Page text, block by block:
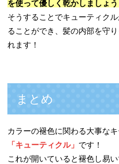
を使って優しく乾かしましょう
そうすることでキューティク
ることができ、髪の内部を守
れます！
まとめ
カラーの褪色に関わる大事な
「キューティクル」 です！
これが開いていると褪色し易